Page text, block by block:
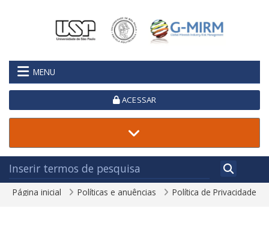
MENU
ACESSAR
Página inicial Políticas e anuências Política de Privacidade